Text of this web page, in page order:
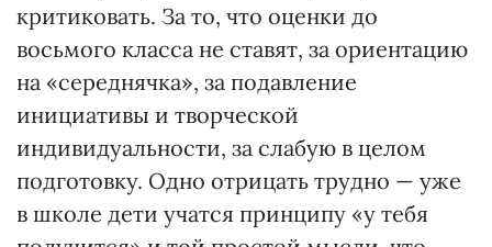
критиковать. За то, что оценки до
восьмого класса не ставят, за ориентацию
на «середнячка», за подавление
инициативы и творческой
индивидуальности, за слабую в целом
подготовку. Одно отрицать трудно — уже
в школе дети учатся принципу «у тебя